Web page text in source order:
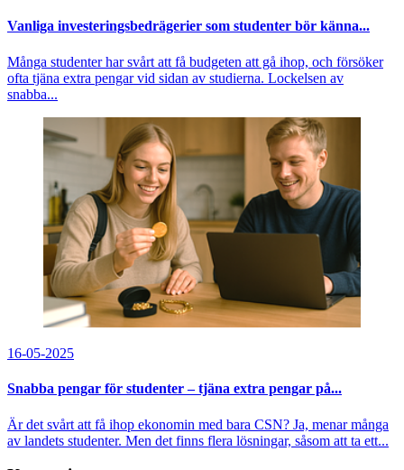
Vanliga investeringsbedrägerier som studenter bör känna...
Många studenter har svårt att få budgeten att gå ihop, och försöker
ofta tjäna extra pengar vid sidan av studierna. Lockelsen av
snabba...
16-05-2025
Snabba pengar för studenter – tjäna extra pengar på...
Är det svårt att få ihop ekonomin med bara CSN? Ja, menar många
av landets studenter. Men det finns flera lösningar, såsom att ta ett...